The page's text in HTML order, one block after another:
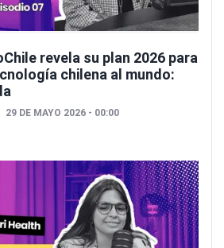
revela su plan 2026 para
chilena al mundo:
29 DE MAYO 2026 - 00:00